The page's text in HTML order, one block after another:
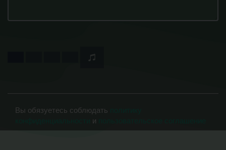
Вы обязуетесь соблюдать
и